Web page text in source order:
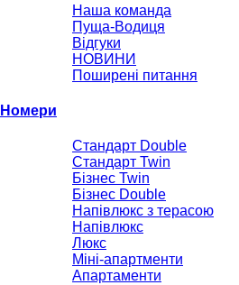
Наша команда
Пуща-Водиця
Відгуки
НОВИНИ
Поширені питання
Номери
Стандарт Double
Стандарт Twin
Бізнес Twin
Бізнес Double
Напівлюкс з терасою
Напівлюкс
Люкс
Міні-апартменти
Апартаменти